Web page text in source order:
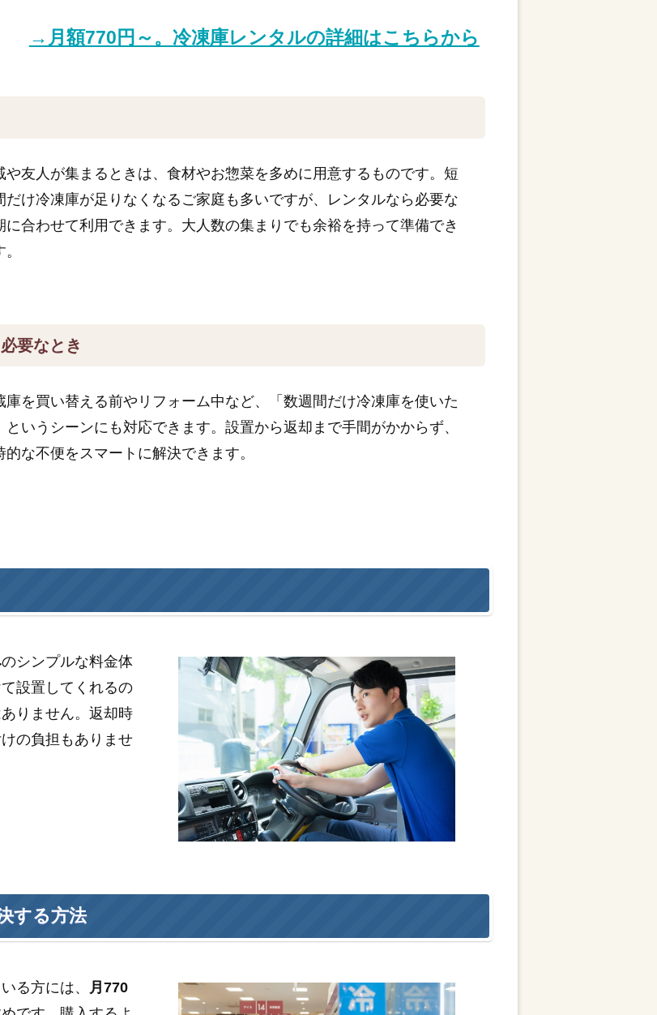
→月額770円～。冷凍庫レンタルの詳細はこちらから
や友人が集まるときは、食材やお惣菜を多めに用意するものです。短
だけ冷凍庫が足りなくなるご家庭も多いですが、レンタルなら必要な
に合わせて利用できます。大人数の集まりでも余裕を持って準備でき
要なとき
庫を買い替える前やリフォーム中など、「数週間だけ冷凍庫を使いた
というシーンにも対応できます。設置から返却まで手間がかからず、
的な不便をスマートに解決できます。
のシンプルな料金体
設置してくれるの
りません。返却時
の負担もありませ
する方法
る方には、
月770